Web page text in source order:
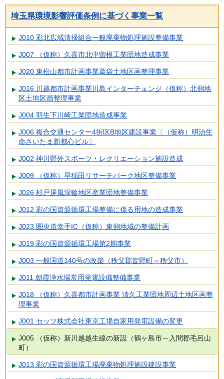
埼玉県環境影響評価条例に基づく事業一覧
J010 彩北広域清掃組合一般廃棄物処理施設整備事業
J007 （仮称）久喜市北中曽根工業団地造成事業
J020 東松山都市計画事業葛袋土地区画整理事業
J016 川越都市計画事業川島インターチェンジ（仮称）北側地
区土地区画整理事業
J004 羽生下川崎工業団地造成事業
J006 複合交通センター4街区B地区建設事業〔（仮称）明治生
命さいたま新都心ビル〕
J002 神川野外スポーツ・レクリエーション施設造成
J009 （仮称）早稲田リサーチパーク地区整備事業
J026 杉戸屏風深輪地区産業団地整備事業
J012 彩の国資源循環工場整備に係る用地の造成事業
J023 圏央道幸手IC（仮称）東側地域の整備計画
J019 彩の国資源循環工場第2期事業
J003 一般国道140号の改築（秩父郡皆野町～秩父市）
J011 朝霞浄水場常用発電設備整備事業
J018 （仮称）久喜都市計画事業 清久工業団地周辺土地区画整
理事業
J001 セッツ株式会社東京工場自家用発電設備の変更
J005 （仮称）新川越越生線の新設（鶴ヶ島市～入間郡毛呂山
町）
J013 彩の国資源循環工場廃棄物処理施設建設事業